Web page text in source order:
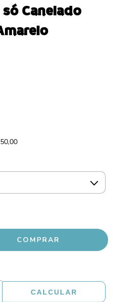
Canelado
CALCULAR